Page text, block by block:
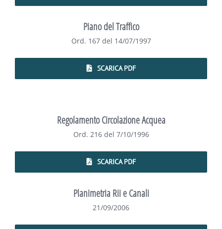
Piano del Traffico
Ord. 167 del 14/07/1997
SCARICA PDF
Regolamento Circolazione Acquea
Ord. 216 del 7/10/1996
SCARICA PDF
Planimetria Rii e Canali
21/09/2006